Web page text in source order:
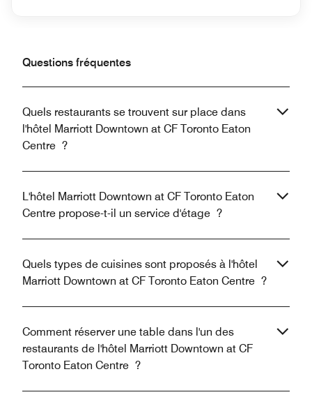
Questions fréquentes
Quels restaurants se trouvent sur place dans
l'hôtel Marriott Downtown at CF Toronto Eaton
Centre ?
L'hôtel Marriott Downtown at CF Toronto Eaton
Centre propose-t-il un service d'étage ?
Quels types de cuisines sont proposés à l'hôtel
Marriott Downtown at CF Toronto Eaton Centre ?
Comment réserver une table dans l'un des
restaurants de l'hôtel Marriott Downtown at CF
Toronto Eaton Centre ?